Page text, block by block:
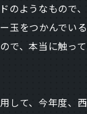
のようなもので
玉をつかんでい
で、本当に触っ
して、今年度、